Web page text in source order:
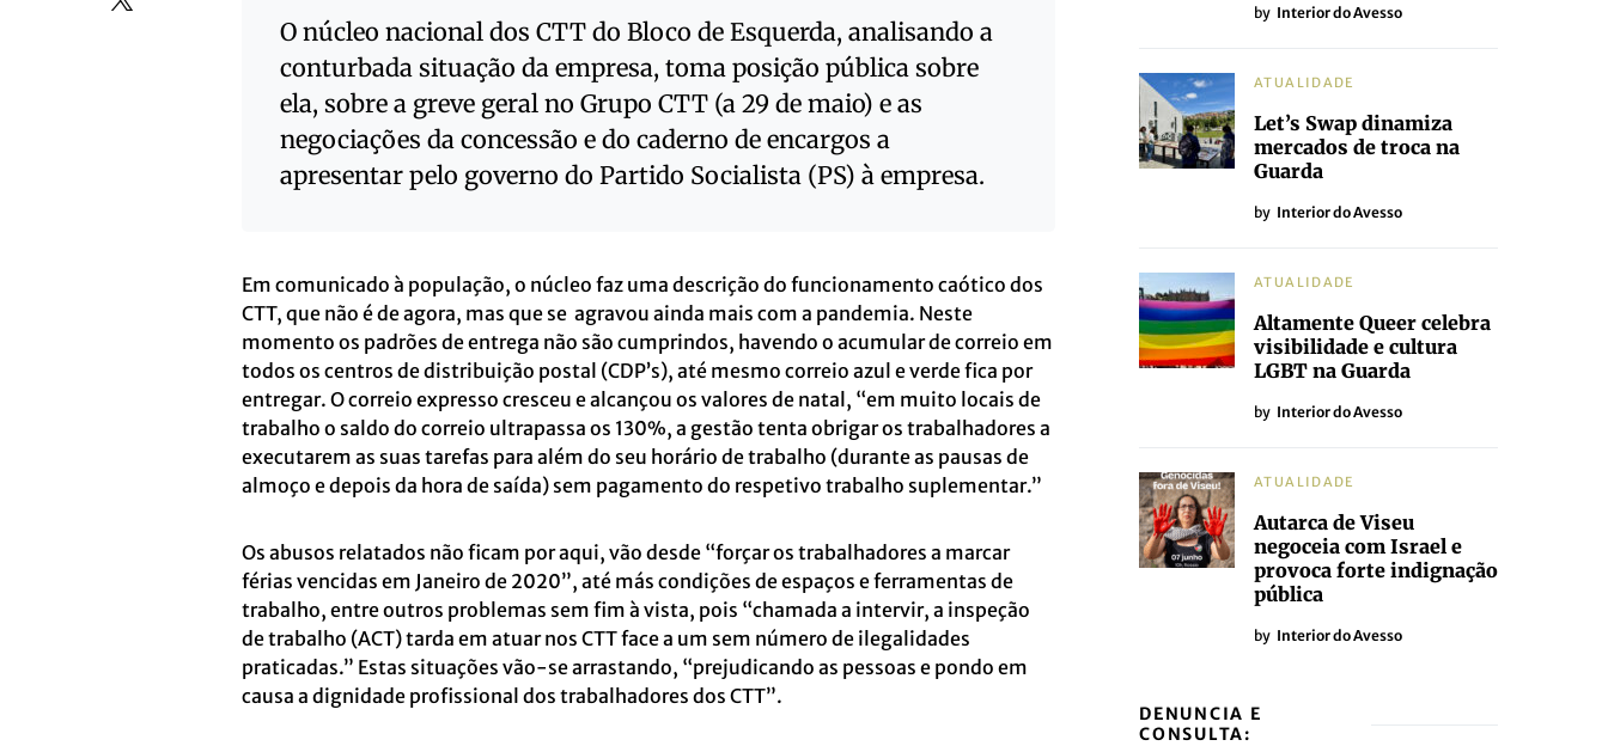
O núcleo nacional dos CTT do Bloco de Esquerda, analisando a
conturbada situação da empresa, toma posição pública sobre
ela, sobre a greve geral no Grupo CTT (a 29 de maio) e as
negociações da concessão e do caderno de encargos a
apresentar pelo governo do Partido Socialista (PS) à empresa.
Em comunicado à população, o núcleo faz uma descrição do funcionamento caótico dos
CTT, que não é de agora, mas que se agravou ainda mais com a pandemia. Neste
momento os padrões de entrega não são cumprindos, havendo o acumular de correio em
todos os centros de distribuição postal (CDP’s), até mesmo correio azul e verde fica por
entregar. O correio expresso cresceu e alcançou os valores de natal, “em muito locais de
trabalho o saldo do correio ultrapassa os 130%, a gestão tenta obrigar os trabalhadores a
executarem as suas tarefas para além do seu horário de trabalho (durante as pausas de
almoço e depois da hora de saída) sem pagamento do respetivo trabalho suplementar.”
Os abusos relatados não ficam por aqui, vão desde “forçar os trabalhadores a marcar
férias vencidas em Janeiro de 2020”, até más condições de espaços e ferramentas de
trabalho, entre outros problemas sem fim à vista, pois “chamada a intervir, a inspeção
de trabalho (ACT) tarda em atuar nos CTT face a um sem número de ilegalidades
praticadas.” Estas situações vão-se arrastando, “prejudicando as pessoas e pondo em
causa a dignidade profissional dos trabalhadores dos CTT”.
by Interior do Avesso
ATUALIDADE
Let’s Swap dinamiza
mercados de troca na
Guarda
by Interior do Avesso
ATUALIDADE
Altamente Queer celebra
visibilidade e cultura
LGBT na Guarda
by Interior do Avesso
ATUALIDADE
Autarca de Viseu
negoceia com Israel e
provoca forte indignação
pública
by Interior do Avesso
DENUNCIA E
CONSULTA: